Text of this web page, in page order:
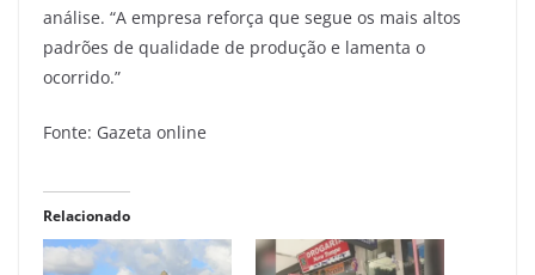
análise. “A empresa reforça que segue os mais altos
padrões de qualidade de produção e lamenta o
ocorrido.”
Fonte: Gazeta online
Relacionado